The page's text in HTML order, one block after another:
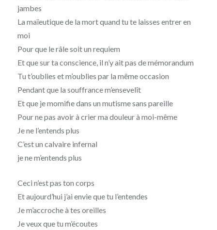
jambes
La maïeutique de la mort quand tu te laisses entrer en
moi
Pour que le râle soit un requiem
Et que sur ta conscience, il n’y ait pas de mémorandum
Tu t’oublies et m’oublies par la même occasion
Pendant que la souffrance m’ensevelît
Et que je momifie dans un mutisme sans pareille
Pour ne pas avoir à crier ma douleur à moi-même
Je ne l’entends plus
C’est un calvaire infernal
je ne m’entends plus
Ceci n’est pas ton corps
Et aujourd’hui j’ai envie que tu l’entendes
Je m’accroche à tes oreilles
Je veux que tu m’écoutes